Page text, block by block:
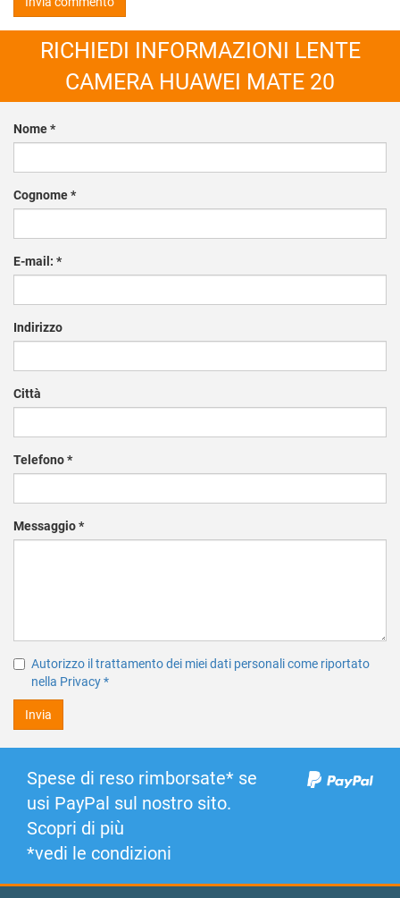
RICHIEDI INFORMAZIONI LENTE
CAMERA HUAWEI MATE 20
Nome*
Cognome*
E-mail: *
Indirizzo
Città
Telefono*
Messaggio*
Autorizzo il trattamento dei miei dati personali come riportato
nella Privacy*
Invia
Spese di reso rimborsate* se
usi PayPal sul nostro sito.
Scopri di più
*vedi le condizioni